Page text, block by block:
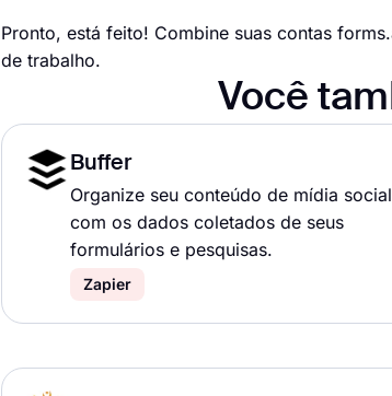
Pronto, está feito! Combine suas contas
de trabalho.
Você
Buffer
Organize seu conteúdo de mídia social
com os dados coletados de seus
formulários e pesquisas.
Zapier